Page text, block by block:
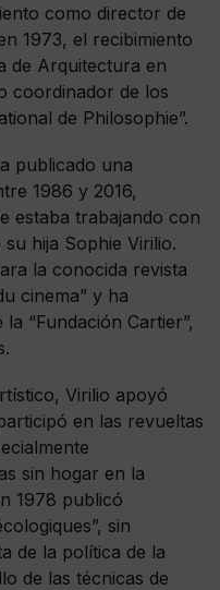
como director de
1973, el recibimiento
de Arquitectura en
coordinador de los
de Philosophie”.
publicado una
1986 y 2016,
estaba trabajando con
hija Sophie Virilio.
la conocida revista
cinema” y ha
“Fundación Cartier”,
Virilio apoyó
en las revueltas
sin hogar en la
1978 publicó
sin
de la política de la
de las técnicas de